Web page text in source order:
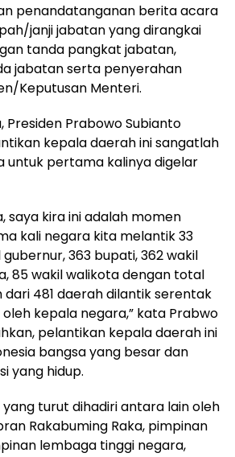
penandatanganan berita acara
janji jabatan yang dirangkai
tanda pangkat jabatan,
jabatan serta penyerahan
Keputusan Menteri.
Presiden Prabowo Subianto
kepala daerah ini sangatlah
untuk pertama kalinya digelar
saya kira ini adalah momen
kali negara kita melantik 33
363 bupati, 362 wakil
85 wakil walikota dengan total
dari 481 daerah dilantik serentak
kepala negara,” kata Prabwo
pelantikan kepala daerah ini
bangsa yang besar dan
yang hidup.
turut dihadiri antara lain oleh
Rakabuming Raka, pimpinan
lembaga tinggi negara,